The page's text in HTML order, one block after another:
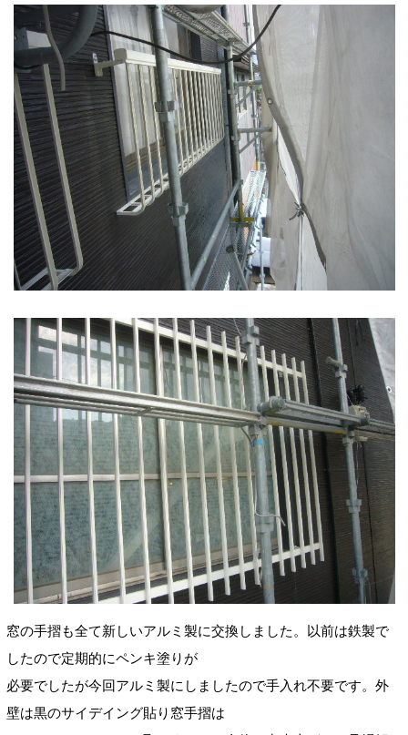
窓の手摺も全て新しいアルミ製に交換しました。以前は鉄製で
したので定期的にペンキ塗りが
必要でしたが今回アルミ製にしましたので手入れ不要です。外
壁は黒のサイデイング貼り窓手摺は